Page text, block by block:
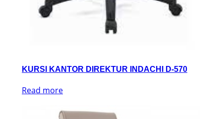
KURSI KANTOR DIREKTUR INDACHI D-570
Read more